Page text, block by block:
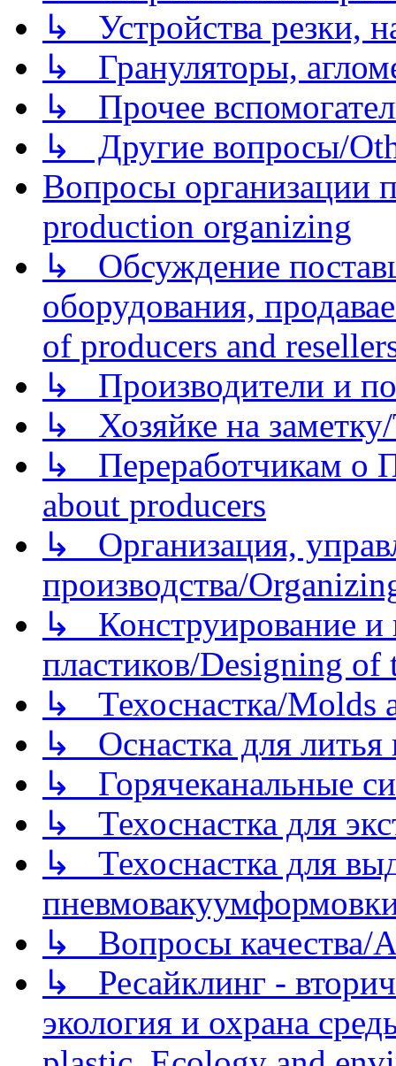
↳ Устройства резки,
↳ Грануляторы,
↳ Прочее
↳ Другие вопросы/
Вопросы организации
production organizing
↳ Обсуждение
оборудования,
of producers and
↳ Производители и
↳ Хозяйке на
↳ Переработчикам о
about producers
↳ Организация,
производства/
↳ Конструирование и
пластиков/Designing of
↳ Техоснастка/Molds
↳ Оснастка для литья
↳ Горячеканальные
↳ Техоснастка для
↳ Техоснастка для
↳ Вопросы качества/
↳ Ресайклинг -
экология и охрана